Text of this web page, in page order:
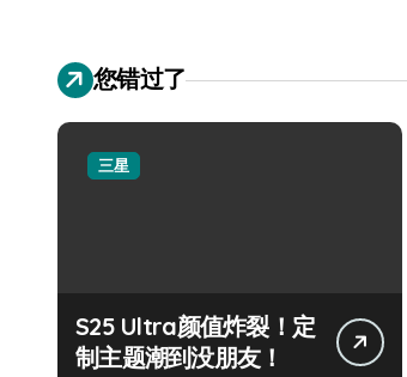
您错过了
三星
S25 Ultra颜值炸裂！定
制主题潮到没朋友！